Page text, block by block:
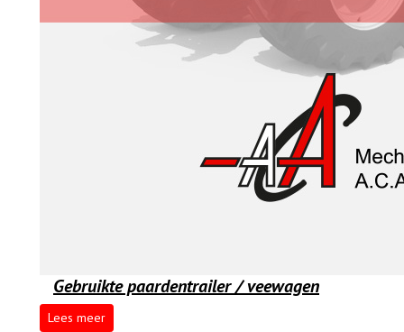
Gebruikte paardentrailer / veewagen
Lees meer